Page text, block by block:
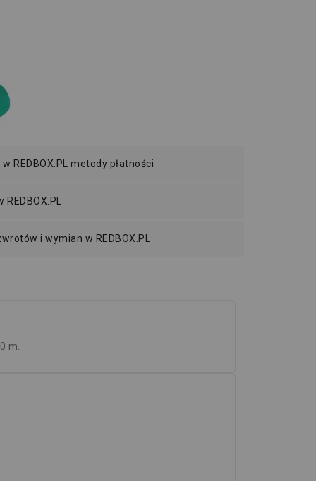
REDBOX.PL metody płatności
i wymian w REDBOX.PL
m.